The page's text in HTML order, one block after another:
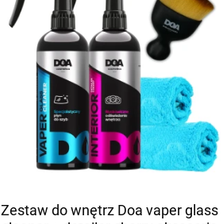
Zestaw do wnętrz Doa vaper glass